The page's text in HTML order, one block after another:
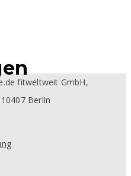
fitweltweit GmbH,
Berlin